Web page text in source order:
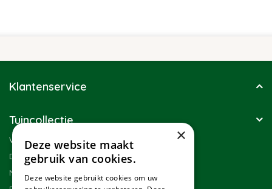
Klantenservice
Tuincollectie
Winkel
Duurzaamheid
Nieuwsbrief
×
Deze website maakt
gebruik van cookies.
Deze website gebruikt cookies om uw